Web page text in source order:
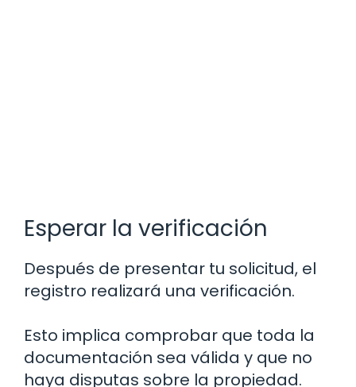
Esperar la verificación
Después de presentar tu solicitud, el
registro realizará una verificación.
Esto implica comprobar que toda la
documentación sea válida y que no
haya disputas sobre la propiedad.